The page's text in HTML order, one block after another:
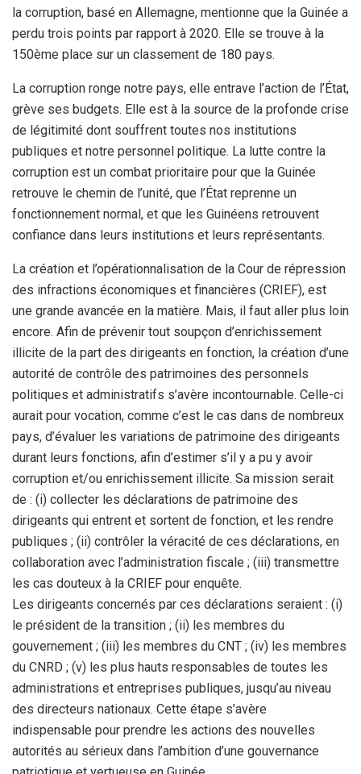
la corruption, basé en Allemagne, mentionne que la Guinée a
perdu trois points par rapport à 2020. Elle se trouve à la
150ème place sur un classement de 180 pays.
La corruption ronge notre pays, elle entrave l’action de l’État,
grève ses budgets. Elle est à la source de la profonde crise
de légitimité dont souffrent toutes nos institutions
publiques et notre personnel politique. La lutte contre la
corruption est un combat prioritaire pour que la Guinée
retrouve le chemin de l’unité, que l’État reprenne un
fonctionnement normal, et que les Guinéens retrouvent
confiance dans leurs institutions et leurs représentants.
La création et l’opérationnalisation de la Cour de répression
des infractions économiques et financières (CRIEF), est
une grande avancée en la matière. Mais, il faut aller plus loin
encore. Afin de prévenir tout soupçon d’enrichissement
illicite de la part des dirigeants en fonction, la création d’une
autorité de contrôle des patrimoines des personnels
politiques et administratifs s’avère incontournable. Celle-ci
aurait pour vocation, comme c’est le cas dans de nombreux
pays, d’évaluer les variations de patrimoine des dirigeants
durant leurs fonctions, afin d’estimer s’il y a pu y avoir
corruption et/ou enrichissement illicite. Sa mission serait
de : (i) collecter les déclarations de patrimoine des
dirigeants qui entrent et sortent de fonction, et les rendre
publiques ; (ii) contrôler la véracité de ces déclarations, en
collaboration avec l’administration fiscale ; (iii) transmettre
les cas douteux à la CRIEF pour enquête.
Les dirigeants concernés par ces déclarations seraient : (i)
le président de la transition ; (ii) les membres du
gouvernement ; (iii) les membres du CNT ; (iv) les membres
du CNRD ; (v) les plus hauts responsables de toutes les
administrations et entreprises publiques, jusqu’au niveau
des directeurs nationaux. Cette étape s’avère
indispensable pour prendre les actions des nouvelles
autorités au sérieux dans l’ambition d’une gouvernance